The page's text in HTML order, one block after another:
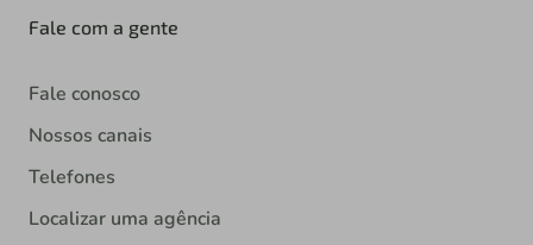
Fale com a gente
Fale conosco
Nossos canais
Telefones
Localizar uma agência